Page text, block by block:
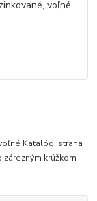
Katalóg: strana
krúžkom